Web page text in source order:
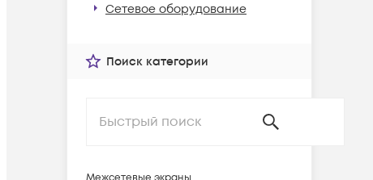
Сетевое оборудование
Поиск категории